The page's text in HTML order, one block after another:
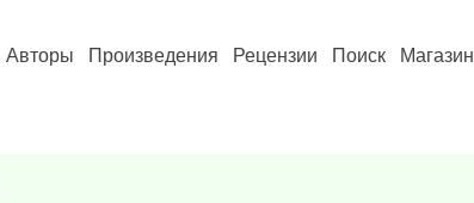
Авторы Произведения Рецензии Поиск Магазин